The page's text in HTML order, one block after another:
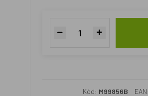
Kód: M99856B EAN: